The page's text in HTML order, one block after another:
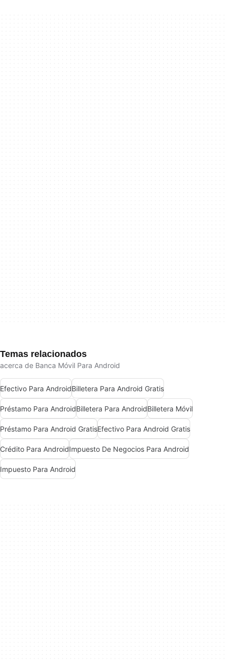
Temas relacionados
acerca de Banca Móvil Para Android
Efectivo Para AndroidBilletera Para Android Gratis
Préstamo Para AndroidBilletera Para AndroidBilletera Móvil
Préstamo Para Android GratisEfectivo Para Android Gratis
Crédito Para AndroidImpuesto De Negocios Para Android
Impuesto Para Android